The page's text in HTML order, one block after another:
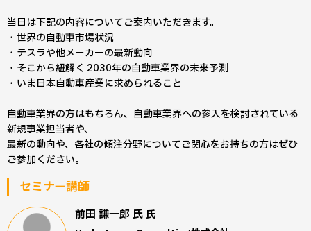
当日は下記の内容についてご案内いただきます。
・世界の自動車市場状況
・テスラや他メーカーの最新動向
・そこから紐解く 2030年の自動車業界の未来予測
・いま日本自動車産業に求められること
自動車業界の方はもちろん、自動車業界への参入を検討されている
新規事業担当者や、
最新の動向や、各社の傾注分野についてご関心をお持ちの方はぜひ
ご参加ください。
セミナー講師
前田 謙一郎 氏 氏